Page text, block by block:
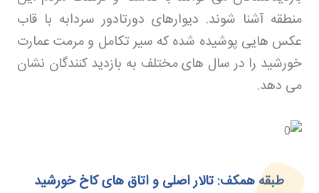
منطقه آشنا شوند. دیوارهای دورتادور سردابه با قاب
عکس هایی پوشیده شده که سیر تکامل و مرمت عمارت
خورشید را در سال های مختلف به بازدید کنندگان نشان
می دهد.
طبقه همکف: تالار اصلی و اتاق های کاخ خورشید